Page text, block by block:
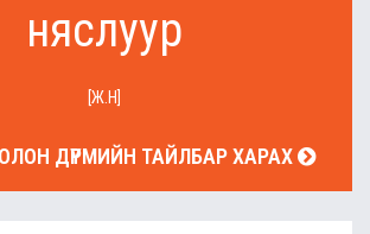
няслуур
[Ж.Н]
ДҮРМИЙН ТАЙЛБАР ХАРАХ